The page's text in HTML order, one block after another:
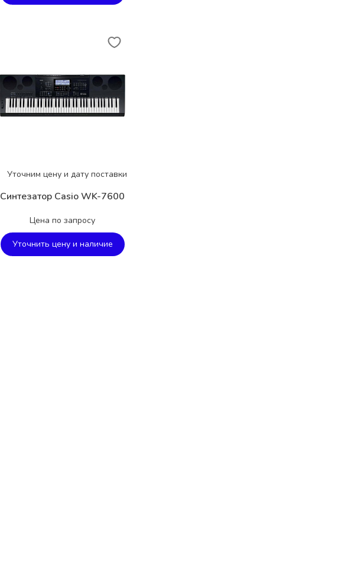
Уточним цену и дату поставки
Синтезатор Casio WK-7600
Цена по запросу
Уточнить цену и наличие